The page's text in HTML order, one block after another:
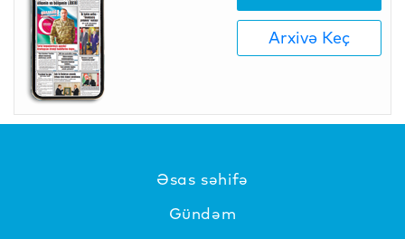
Arxivə Keç
Əsas səhifə
Gündəm